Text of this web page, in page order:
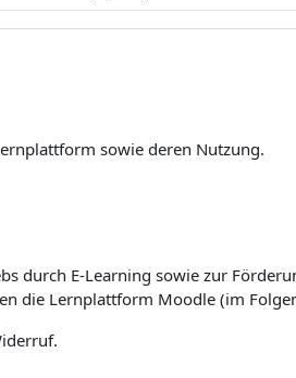
sowie deren Nutzung.
durch E-Learning sowie zur
die Lernplattform Moodle (im